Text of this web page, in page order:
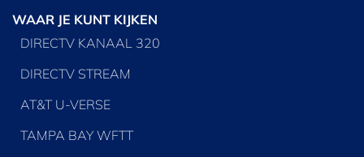
WAAR JE KUNT KIJKEN
DIRECTV KANAAL 320
DIRECTV STREAM
AT&T U-VERSE
TAMPA BAY WFTT